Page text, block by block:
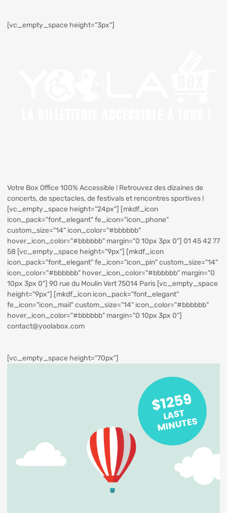
[vc_empty_space height="3px"]
Votre Box Office 100% Accessible ! Retrouvez des dizaines de
concerts, de spectacles, de festivals et rencontres sportives !
[vc_empty_space height="24px"] [mkdf_icon
icon_pack="font_elegant" fe_icon="icon_phone"
custom_size="14" icon_color="#bbbbbb"
hover_icon_color="#bbbbbb" margin="0 10px 3px 0"] 01 45 42 77
58 [vc_empty_space height="9px"] [mkdf_icon
icon_pack="font_elegant" fe_icon="icon_pin" custom_size="14"
icon_color="#bbbbbb" hover_icon_color="#bbbbbb" margin="0
10px 3px 0"] 90 rue du Moulin Vert 75014 Paris [vc_empty_space
height="9px"] [mkdf_icon icon_pack="font_elegant"
fe_icon="icon_mail" custom_size="14" icon_color="#bbbbbb"
hover_icon_color="#bbbbbb" margin="0 10px 3px 0"]
contact@yoolabox.com
[vc_empty_space height="70px"]